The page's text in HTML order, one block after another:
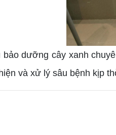
bảo dưỡng cây xanh
và xử lý sâu bệnh kịp